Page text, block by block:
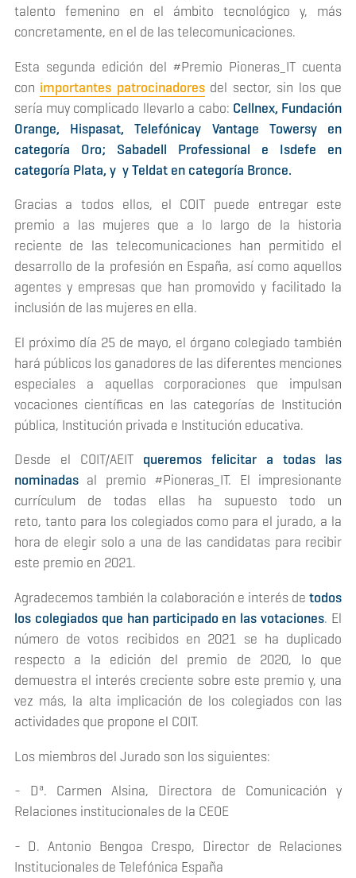
talento femenino en el ámbito tecnológico y, más
concretamente, en el de las telecomunicaciones.
Esta segunda edición del #Premio Pioneras_IT cuenta
con importantes patrocinadoresdel sector, sin los que
sería muy complicado llevarlo a cabo: Cellnex, Fundación
Orange, Hispasat, Telefónicay Vantage Towersy en
categoría Oro; Sabadell Professional e Isdefe en
categoría Plata, y y Teldat en categoría Bronce.
Gracias a todos ellos, el COIT puede entregar este
premio a las mujeres que a lo largo de la historia
reciente de las telecomunicaciones han permitido el
desarrollo de la profesión en España, así como aquellos
agentes y empresas que han promovido y facilitado la
inclusión de las mujeres en ella.
El próximo día 25 de mayo, el órgano colegiado también
hará públicos los ganadores de las diferentes menciones
especiales a aquellas corporaciones que impulsan
vocaciones científicas en las categorías de Institución
pública, Institución privada e Institución educativa.
Desde el COIT/AEIT queremos felicitar a todas las
nominadasal premio #Pioneras_IT. El impresionante
currículum de todas ellas ha supuesto todo un
reto, tanto para los colegiados como para el jurado, a la
hora de elegir solo a una de las candidatas para recibir
este premio en 2021.
Agradecemos también la colaboración e interés detodos
los colegiados que han participado en las votaciones. El
número de votos recibidos en 2021 se ha duplicado
respecto a la edición del premio de 2020, lo que
demuestra el interés creciente sobre este premio y, una
vez más, la alta implicación de los colegiados con las
actividades que propone el COIT.
Los miembros del Jurado son los siguientes:
​- Dª. Carmen Alsina, Directora de Comunicación y
Relaciones institucionales de la CEOE
- D. Antonio Bengoa Crespo, Director de Relaciones
Institucionales de Telefónica España